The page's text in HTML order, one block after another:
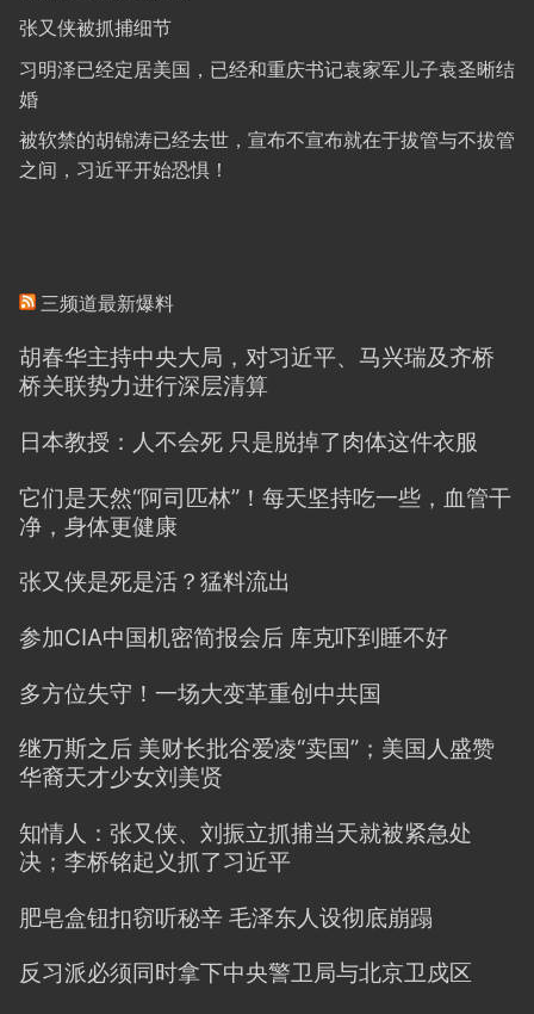
张又侠被抓捕细节
习明泽已经定居美国，已经和重庆书记袁家军儿子袁圣晰结
婚
被软禁的胡锦涛已经去世，宣布不宣布就在于拔管与不拔管
之间，习近平开始恐惧！
三频道最新爆料
胡春华主持中央大局，对习近平、马兴瑞及齐桥
桥关联势力进行深层清算
日本教授：人不会死 只是脱掉了肉体这件衣服
它们是天然“阿司匹林”！每天坚持吃一些，血管干
净，身体更健康
张又侠是死是活？猛料流出
参加CIA中国机密简报会后 库克吓到睡不好
多方位失守！一场大变革重创中共国
继万斯之后 美财长批谷爱凌“卖国”；美国人盛赞
华裔天才少女刘美贤
知情人：张又侠、刘振立抓捕当天就被紧急处
决；李桥铭起义抓了习近平
肥皂盒钮扣窃听秘辛 毛泽东人设彻底崩蹋
反习派必须同时拿下中央警卫局与北京卫戍区